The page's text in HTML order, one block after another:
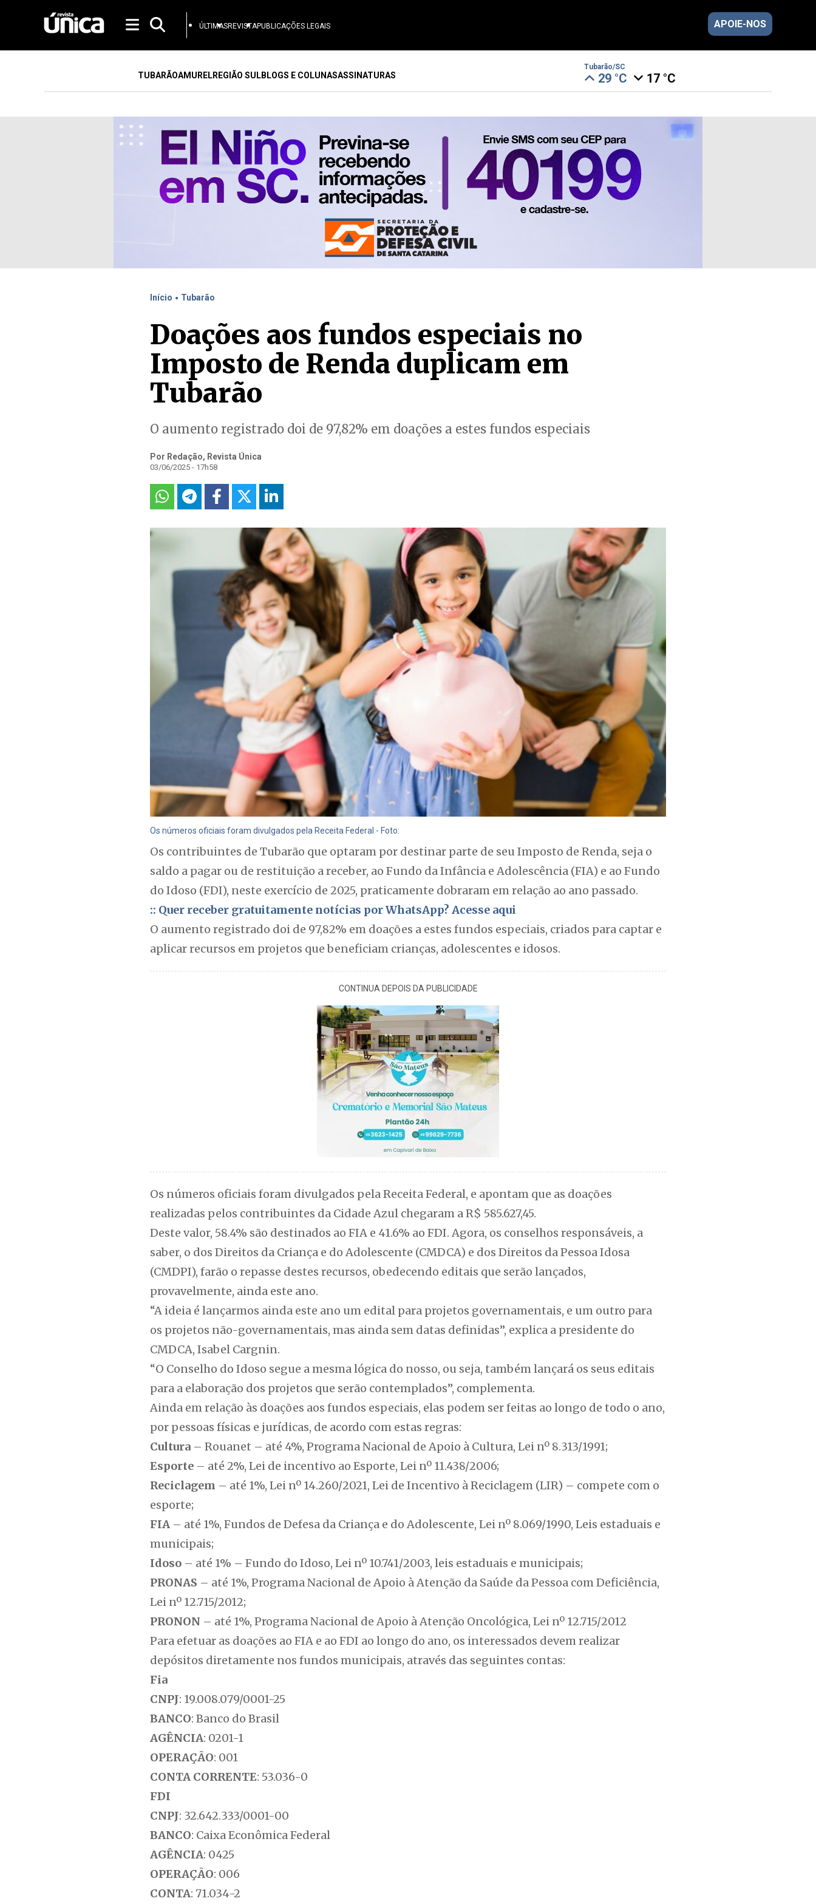
ÚLTIMASREVISTAPUBLICAÇÕES LEGAIS APOIE-NOS
TUBARÃOAMURELREGIÃO SULBLOGS E COLUNASASSINATURAS
Tubarão/SC
29 °C 17 °C
Início . Tubarão
Doações aos fundos especiais no
Imposto de Renda duplicam em
Tubarão
O aumento registrado doi de 97,82% em doações a estes fundos especiais
Por Redação, Revista Única
03/06/2025 - 17h58
Os números oficiais foram divulgados pela Receita Federal - Foto:
Os contribuintes de Tubarão que optaram por destinar parte de seu Imposto de Renda, seja o
saldo a pagar ou de restituição a receber, ao Fundo da Infância e Adolescência (FIA) e ao Fundo
do Idoso (FDI), neste exercício de 2025, praticamente dobraram em relação ao ano passado.
:: Quer receber gratuitamente notícias por WhatsApp? Acesse aqui
O aumento registrado doi de 97,82% em doações a estes fundos especiais, criados para captar e
aplicar recursos em projetos que beneficiam crianças, adolescentes e idosos.
CONTINUA DEPOIS DA PUBLICIDADE
Os números oficiais foram divulgados pela Receita Federal, e apontam que as doações
realizadas pelos contribuintes da Cidade Azul chegaram a R$ 585.627,45.
Deste valor, 58.4% são destinados ao FIA e 41.6% ao FDI. Agora, os conselhos responsáveis, a
saber, o dos Direitos da Criança e do Adolescente (CMDCA) e dos Direitos da Pessoa Idosa
(CMDPI), farão o repasse destes recursos, obedecendo editais que serão lançados,
provavelmente, ainda este ano.
“A ideia é lançarmos ainda este ano um edital para projetos governamentais, e um outro para
os projetos não-governamentais, mas ainda sem datas definidas”, explica a presidente do
CMDCA, Isabel Cargnin.
“O Conselho do Idoso segue a mesma lógica do nosso, ou seja, também lançará os seus editais
para a elaboração dos projetos que serão contemplados”, complementa.
Ainda em relação às doações aos fundos especiais, elas podem ser feitas ao longo de todo o ano,
por pessoas físicas e jurídicas, de acordo com estas regras:
Cultura – Rouanet – até 4%, Programa Nacional de Apoio à Cultura, Lei nº 8.313/1991;
Esporte – até 2%, Lei de incentivo ao Esporte, Lei nº 11.438/2006;
Reciclagem – até 1%, Lei nº 14.260/2021, Lei de Incentivo à Reciclagem (LIR) – compete com o
esporte;
FIA – até 1%, Fundos de Defesa da Criança e do Adolescente, Lei nº 8.069/1990, Leis estaduais e
municipais;
Idoso – até 1% – Fundo do Idoso, Lei nº 10.741/2003, leis estaduais e municipais;
PRONAS – até 1%, Programa Nacional de Apoio à Atenção da Saúde da Pessoa com Deficiência,
Lei nº 12.715/2012;
PRONON – até 1%, Programa Nacional de Apoio à Atenção Oncológica, Lei nº 12.715/2012
Para efetuar as doações ao FIA e ao FDI ao longo do ano, os interessados devem realizar
depósitos diretamente nos fundos municipais, através das seguintes contas:
Fia
CNPJ: 19.008.079/0001-25
BANCO: Banco do Brasil
AGÊNCIA: 0201-1
OPERAÇÃO: 001
CONTA CORRENTE: 53.036-0
FDI
CNPJ: 32.642.333/0001-00
BANCO: Caixa Econômica Federal
AGÊNCIA: 0425
OPERAÇÃO: 006
CONTA: 71.034-2